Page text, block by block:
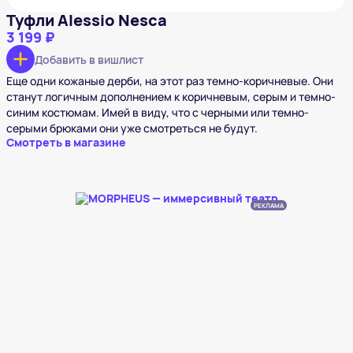
Туфли Alessio Nesca
3 199 ₽
Добавить в вишлист
Еще одни кожаные дерби, на этот раз темно-коричневые. Они
станут логичным дополнением к коричневым, серым и темно-
синим костюмам. Имей в виду, что с черными или темно-
серыми брюками они уже смотреться не будут.
Смотреть в магазине
РЕКЛАМА